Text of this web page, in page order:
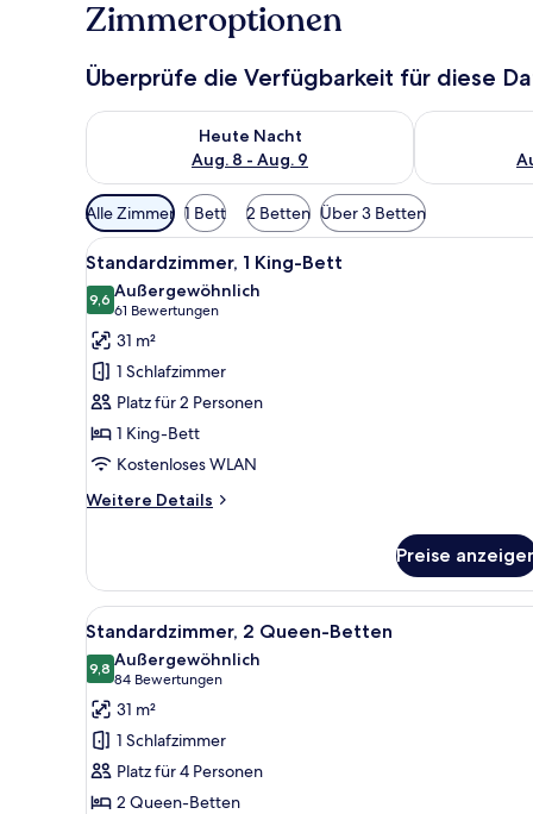
Zimmeroptionen
Überprüfe die Verfügbarkeit für diese
Heute Nacht
Aug. 8 - Aug. 9
Überprüfe die Verfügbarkeit für heute Nacht, Aug. 8
Überprüfe
Verfügbare
Filter
für
Zimmer
Alle Zimmer 1 Bett 2 Betten Über 3 Betten
Alle
Fotos
für
Standardzimmer,
1 King-
Bett
anzeigen
Ein Hotelzimmer mit einem
8
Standardzimmer, 1 King-Bett
9,69,6 von 10
Außergewöhnlich
61 Bewertungen
(61
Bewertungen)
31 m²
1 Schlafzimmer
Platz für 2 Personen
1 King-Bett
Kostenloses WLAN
Weitere Details
Weitere
1 King-
Bett
Preise
Alle
Fotos
für
Standardzimmer,
2 Queen-
Betten
anzeigen
Ein Hotelzimmer mit zwei
9
Standardzimmer, 2 Queen-Betten
9,89,8 von 10
Außergewöhnlich
84 Bewertungen
(84
Bewertungen)
31 m²
1 Schlafzimmer
Platz für 4 Personen
2 Queen-Betten